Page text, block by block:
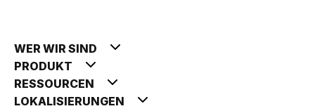
WER WIR SIND
PRODUKT
RESSOURCEN
LOKALISIERUNGEN